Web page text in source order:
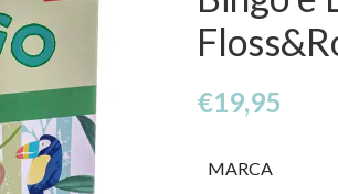
€19,95
MARCA